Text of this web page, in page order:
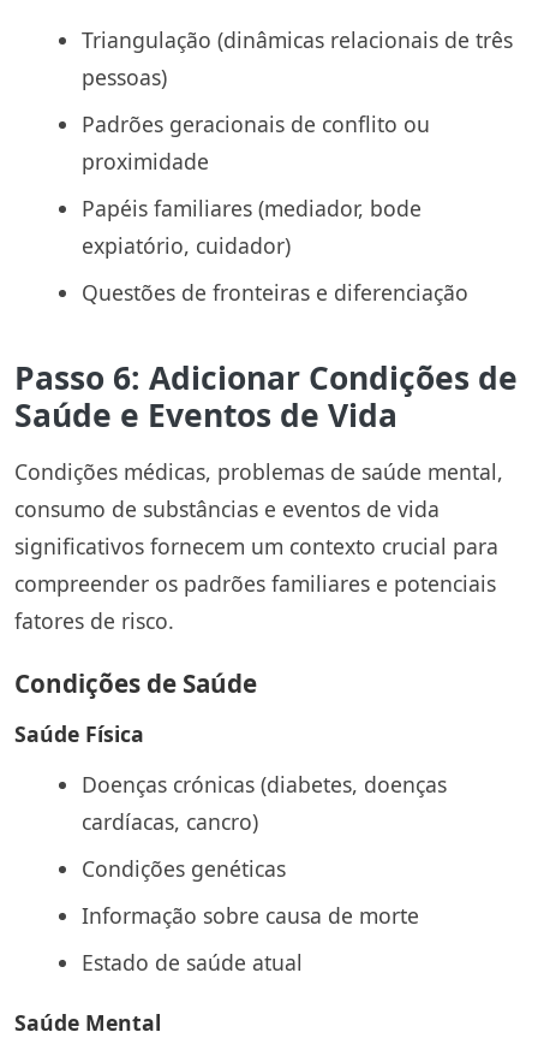
Triangulação (dinâmicas relacionais de três
pessoas)
Padrões geracionais de conflito ou
proximidade
Papéis familiares (mediador, bode
expiatório, cuidador)
Questões de fronteiras e diferenciação
Passo 6: Adicionar Condições de
Saúde e Eventos de Vida
Condições médicas, problemas de saúde mental,
consumo de substâncias e eventos de vida
significativos fornecem um contexto crucial para
compreender os padrões familiares e potenciais
fatores de risco.
Condições de Saúde
Saúde Física
Doenças crónicas (diabetes, doenças
cardíacas, cancro)
Condições genéticas
Informação sobre causa de morte
Estado de saúde atual
Saúde Mental